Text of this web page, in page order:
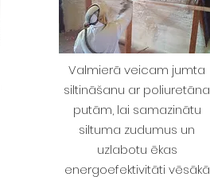
Valmierā veicam jumta
siltināšanu ar poliuretāna
putām, lai samazinātu
siltuma zudumus un
uzlabotu ēkas
energoefektivitāti vēsākā